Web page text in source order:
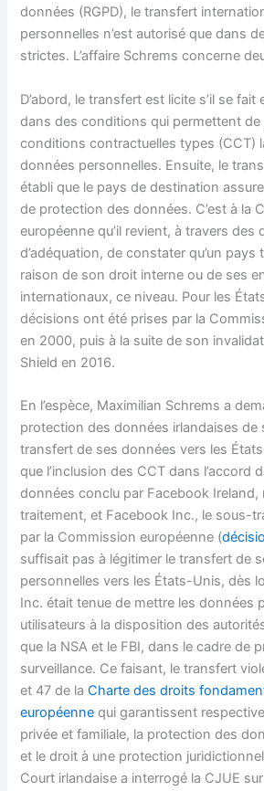
données (RGPD), le transfert
personnelles n’est autorisé que dans
strictes. L’affaire Schrems concerne
D’abord, le transfert est licite s’il se
dans des conditions qui permettent de
conditions contractuelles types (CCT)
données personnelles. Ensuite, le
établi que le pays de destination
de protection des données. C’est à la
européenne qu’il revient, à travers des
d’adéquation, de constater qu’un pays
raison de son droit interne ou de ses
internationaux, ce niveau. Pour les
décisions ont été prises par la
en 2000, puis à la suite de son
Shield en 2016.
En l’espèce, Maximilian Schrems a
protection des données irlandaises de
transfert de ses données vers les
que l’inclusion des CCT dans l’accord
données conclu par Facebook Ireland,
traitement, et Facebook Inc., le sous-
par la Commission européenne (
suffisait pas à légitimer le transfert de
personnelles vers les États-Unis, dès
Inc. était tenue de mettre les données
utilisateurs à la disposition des
que la NSA et le FBI, dans le cadre de
surveillance. Ce faisant, le transfert
et 47 de laCharte des droits
européenne qui garantissent
privée et familiale, la protection des
et le droit à une protection
Court irlandaise a interrogé la CJUE